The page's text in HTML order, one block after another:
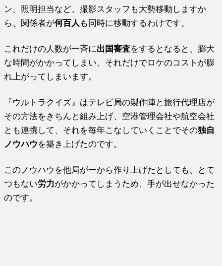
ン、照明担当など、撮影スタッフも大勢移動しますか
ら、関係者が何百人 も同時に移動するわけです。
これだけの人数が一斉に出国審査をするとなると、膨大
な時間がかかってしまい、それだけでロケのコストが膨
れ上がってしまいます。
『ウルトラクイズ』はテレビ局の製作陣と旅行代理店が
その方法をきちんと組み上げ、空港管理会社や航空会社
とも連携して、それを毎年こなしていくことでその独自
ノウハウを築き上げたのです。
このノウハウを他局が一から作り上げたとしても、とて
つもない労力がかかってしまうため、手が出せなかった
のです。